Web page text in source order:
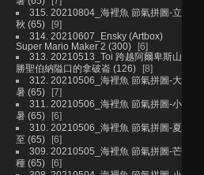
315. 20210804_海裡魚 節氣拼圖-立
秋 (65)
9
314. 20210607_Ensky (Artbox)
Super Mario Maker 2 (300)
6
313. 20210513_Toi 跨越阿爾卑斯山
勝聖伯納隘口的拿破崙 (126)
8
312. 20210506_海裡魚 節氣拼圖-大
暑 (65)
7
311. 20210506_海裡魚 節氣拼圖-小
暑 (65)
6
310. 20210506_海裡魚 節氣拼圖-夏
至 (65)
6
309. 20210505_海裡魚 節氣拼圖-芒
種 (65)
6